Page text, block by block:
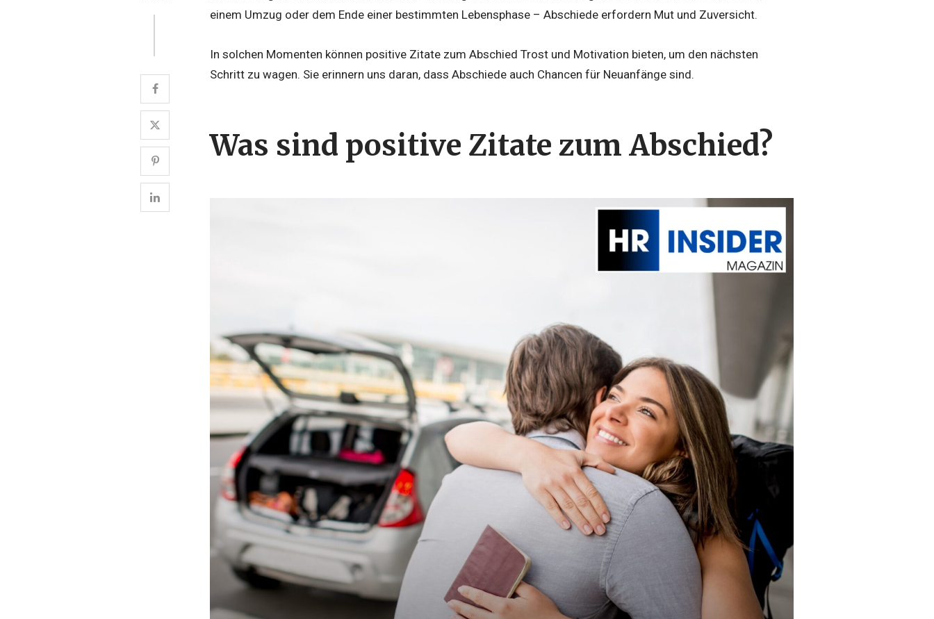
einem Umzug oder dem Ende einer bestimmten Lebensphase – Abschiede erfordern Mut und Zuversicht.
In solchen Momenten können positive Zitate zum Abschied Trost und Motivation bieten, um den nächsten
Schritt zu wagen. Sie erinnern uns daran, dass Abschiede auch Chancen für Neuanfänge sind.
Was sind positive Zitate zum Abschied?